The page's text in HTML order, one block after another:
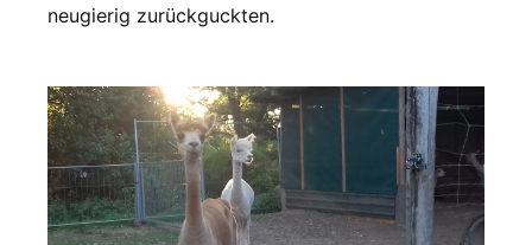
neugierig zurückguckten.